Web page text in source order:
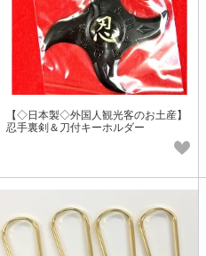
【◇日本製◇外国人観光客のお土産】
忍手裏剣＆刀付キーホルダー